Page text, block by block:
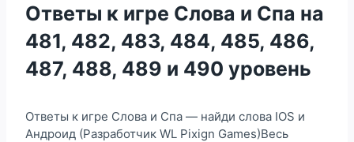
Ответы к игре Слова и Спа на
481, 482, 483, 484, 485, 486,
487, 488, 489 и 490 уровень
Ответы к игре Слова и Спа — найди слова IOS и
Андроид (Разработчик WL Pixign Games)Весь